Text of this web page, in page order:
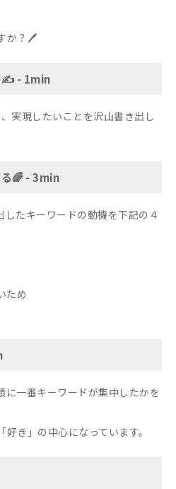
か？🖊️
✍️ - 1min
実現したいことを沢山書き出し
🌈 - 3min
したキーワードの動機を下記の４
ため
に一番キーワードが集中したかを
き」の中心になっています。